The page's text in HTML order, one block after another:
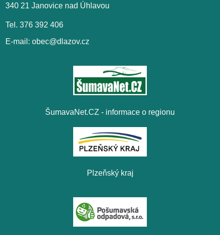
340 21 Janovice nad Úhlavou
Tel. 376 392 406
E-mail: obec@dlazov.cz
ŠumavaNet.CZ - informace o regionu
Plzeňský kraj